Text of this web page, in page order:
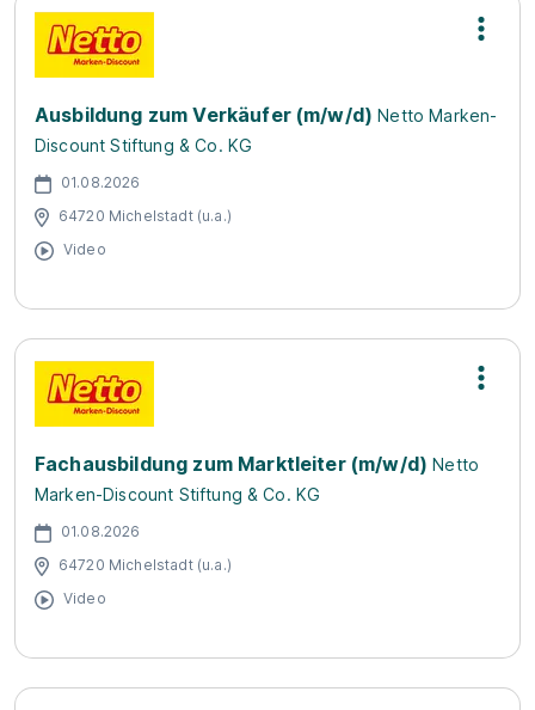
Ausbildung zum Verkäufer (m/w/d) Netto Marken-
Discount Stiftung & Co. KG
01.08.2026
64720 Michelstadt (u.a.)
Video
Fachausbildung zum Marktleiter (m/w/d) Netto
Marken-Discount Stiftung & Co. KG
01.08.2026
64720 Michelstadt (u.a.)
Video